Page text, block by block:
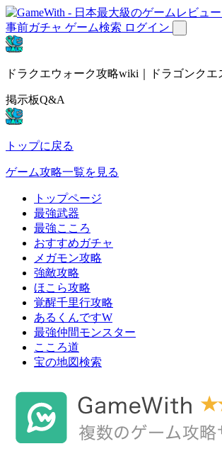
事前ガチャ ゲーム検索 ログイン
ドラクエウォーク攻略wiki｜ドラゴンクエ
掲示板Q&A
トップに戻る
ゲーム攻略一覧を見る
トップページ
最強武器
最強こころ
おすすめガチャ
メガモン攻略
強敵攻略
ほこら攻略
覚醒千里行攻略
あるくんですW
最強仲間モンスター
こころ道
宝の地図検索